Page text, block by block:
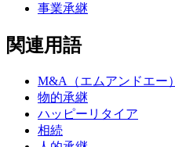
事業承継
関連用語
M&A（エムアンドエー）
物的承継
ハッピーリタイア
相続